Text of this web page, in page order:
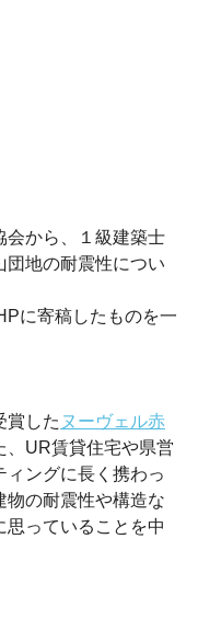
会から、１級建築士
団地の耐震性につい
に寄稿したものを一
賞した ヌーヴェル赤
、UR賃貸住宅や県営
ングに長く携わっ
物の耐震性や構造な
思っていることを中